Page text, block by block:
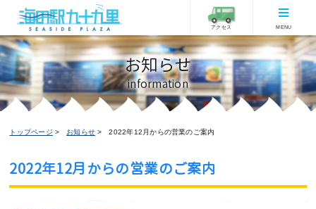
アクセス MENU
お知らせ
information
トップページ お知らせ 2022年12月からの営業のご案内
2022年12月からの営業のご案内